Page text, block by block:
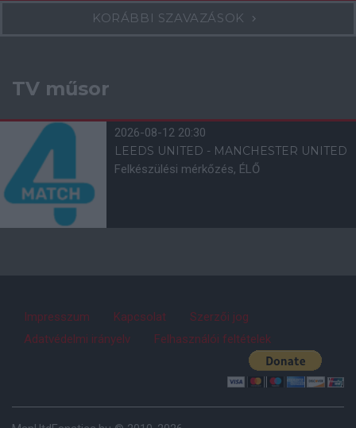
KORÁBBI SZAVAZÁSOK
TV műsor
2026-08-12 20:30
LEEDS UNITED - MANCHESTER UNITED
Felkészülési mérkőzés, ÉLŐ
Impresszum Kapcsolat
Szerzői jog
Adatvédelmi irányelv
Felhasználói feltételek